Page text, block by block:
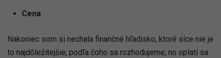
Cena
Nakoniec som si nechala finančné hľadisko, ktoré síce nie je
to najdôležitejšie, podľa čoho sa rozhodujeme, no oplatí sa